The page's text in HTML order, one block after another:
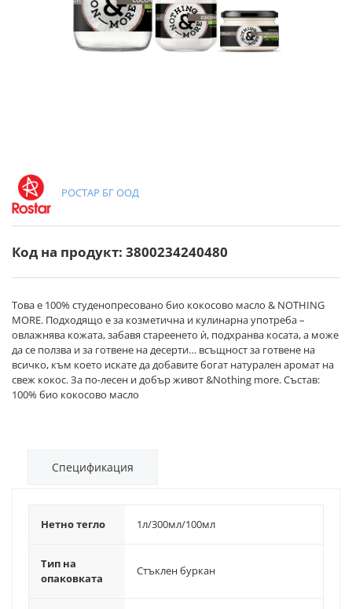
РОСТАР БГ ООД
Код на продукт: 3800234240480
Това е 100% студенопресовано био кокосово масло & NOTHING
MORE. Подходящо е за козметична и кулинарна употреба –
овлажнява кожата, забавя стареенето ѝ, подхранва косата, а може
да се ползва и за готвене на десерти… всъщност за готвене на
всичко, към което искате да добавите богат натурален аромат на
свеж кокос. За по-лесен и добър живот &Nothing more. Състав:
100% био кокосово масло
Спецификация
Нетно тегло 1л/300мл/100мл
Тип на
опаковката
Стъклен буркан